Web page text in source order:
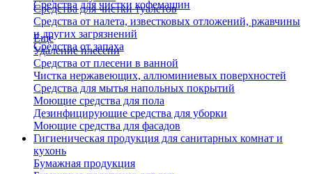
Средства для чистки кофемашин
Средства для чистки туалетов
Средства от налета, известковых отложений, ржавчины
и других загрязнений
Средства от запаха
Еще
Удаление плесени
Средства от плесени в ванной
Чистка нержавеющих, аллюминиевых поверхностей
Средства для мытья напольных покрытий
Моющие средства для пола
Дезинфицирующие средства для уборки
Моющие средства для фасадов
Гигиеническая продукция для санитарных комнат и
кухонь
Бумажная продукция